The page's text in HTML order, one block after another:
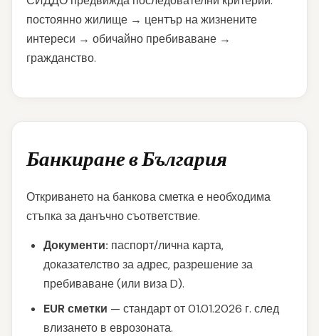
постоянно жилище → център на жизнените
интереси → обичайно пребиваване →
гражданство.
Банкиране в България
Откриването на банкова сметка е необходима
стъпка за данъчно съответствие.
Документи: паспорт/лична карта,
доказателство за адрес, разрешение за
пребиваване (или виза D).
EUR сметки — стандарт от 01.01.2026 г. след
влизането в еврозоната.